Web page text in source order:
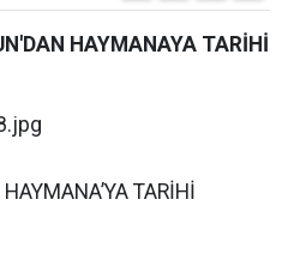
HAYMANAYA TARİHİ
TARİHİ